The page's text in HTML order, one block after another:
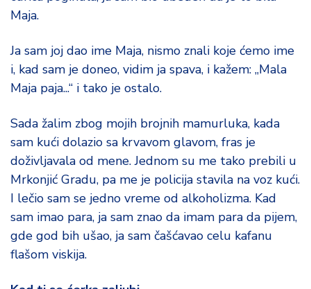
Maja.
Ja sam joj dao ime Maja, nismo znali koje ćemo ime
i, kad sam je doneo, vidim ja spava, i kažem: „Mala
Maja paja...“ i tako je ostalo.
Sada žalim zbog mojih brojnih mamurluka, kada
sam kući dolazio sa krvavom glavom, fras je
doživljavala od mene. Jednom su me tako prebili u
Mrkonjić Gradu, pa me je policija stavila na voz kući.
I lečio sam se jedno vreme od alkoholizma. Kad
sam imao para, ja sam znao da imam para da pijem,
gde god bih ušao, ja sam čašćavao celu kafanu
flašom viskija.